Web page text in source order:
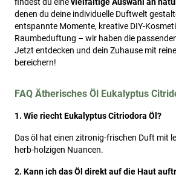
findest du einevielfältige Auswahl an
denen du deine individuelle Duftwelt
entspannte Momente, kreative DIY-
Raumbeduftung – wir haben die
Jetzt entdecken und dein Zuhause mit
bereichern!
FAQ Ätherisches Öl Eukalyptus
1. Wie riecht Eukalyptus Citriodora Öl?
Das öl hat einen zitronig-frischen Duft mit
herb-holzigen Nuancen.
2. Kann ich das Öl direkt auf die Haut